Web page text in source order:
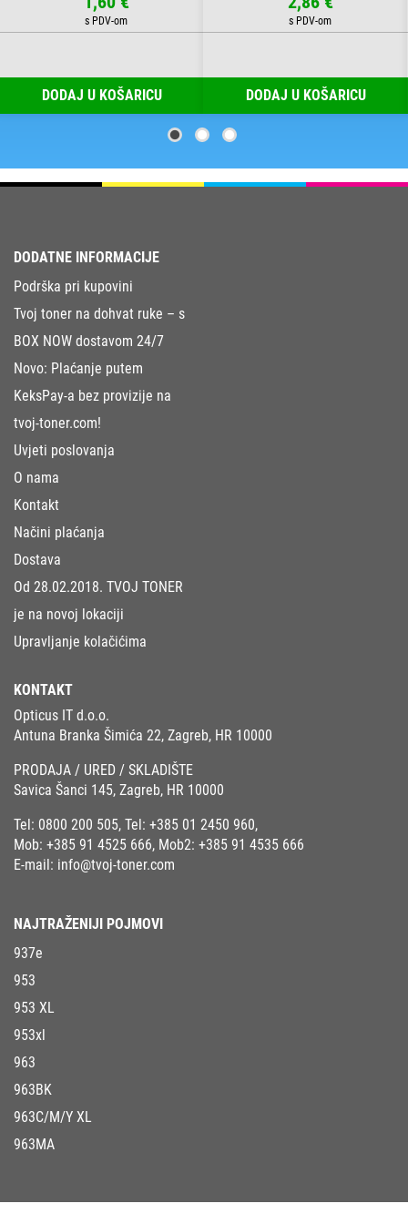
DODAJ U KOŠARICU DODAJ U KOŠARICU
DODATNE INFORMACIJE
Podrška pri kupovini
Tvoj toner na dohvat ruke – s
BOX NOW dostavom 24/7
Novo: Plaćanje putem
KeksPay-a bez provizije na
tvoj-toner.com!
Uvjeti poslovanja
O nama
Kontakt
Načini plaćanja
Dostava
Od 28.02.2018. TVOJ TONER
je na novoj lokaciji
Upravljanje kolačićima
KONTAKT
Opticus IT d.o.o.
Antuna Branka Šimića 22, Zagreb, HR 10000
PRODAJA / URED / SKLADIŠTE
Savica Šanci 145, Zagreb, HR 10000
Tel: 0800 200 505, Tel: +385 01 2450 960,
Mob: +385 91 4525 666, Mob2: +385 91 4535 666
E-mail: info@tvoj-toner.com
NAJTRAŽENIJI POJMOVI
937e
953
953 XL
953xl
963
963BK
963C/M/Y XL
963MA